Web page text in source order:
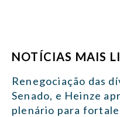
NOTÍCIAS MAIS
Renegociação das
Senado, e Heinze
plenário para